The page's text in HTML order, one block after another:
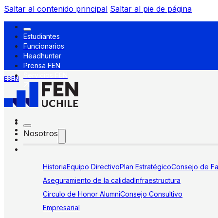
Saltar al contenido principal Saltar al pie de página
Estudiantes
Funcionarios
Headhunter
Prensa FEN
ESEN
Nosotros
HistoriaEquipo DirectivoPlan EstratégicoConsejo de
Aseguramiento de la calidadInfraestructura
Círculo de Honor AlumniConsejo Consultivo
Empresarial